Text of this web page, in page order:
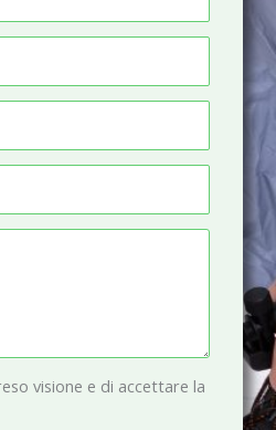
visione e di accettare la